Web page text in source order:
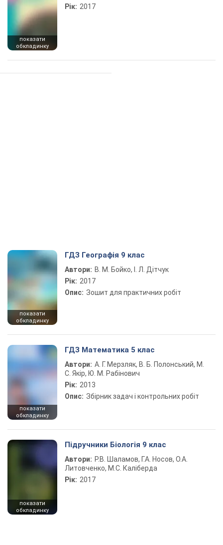
показати
обкладинку
Рік: 2017
показати
обкладинку
ГДЗ Географія 9 клас
Автори: В. М. Бойко, І. Л. Дітчук
Рік: 2017
Опис: Зошит для практичних робіт
показати
обкладинку
ГДЗ Математика 5 клас
Автори: А. Г. Мерзляк, В. Б. Полонський, М.
С. Якір, Ю. М. Рабінович
Рік: 2013
Опис: Збірник задач і контрольних робіт
показати
обкладинку
Підручники Біологія 9 клас
Автори: Р.В. Шаламов, Г.А. Носов, О.А.
Литовченко, М.С. Каліберда
Рік: 2017